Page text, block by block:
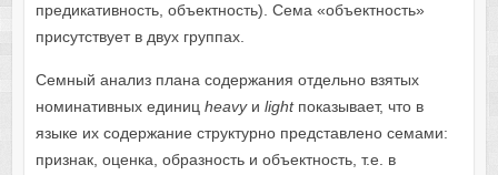
предикативность, объектность). Сема «объектность»
присутствует в двух группах.
Семный анализ плана содержания отдельно взятых
номинативных единиц heavyи light показывает, что в
языке их содержание структурно представлено семами:
признак, оценка, образность и объектность, т.е. в